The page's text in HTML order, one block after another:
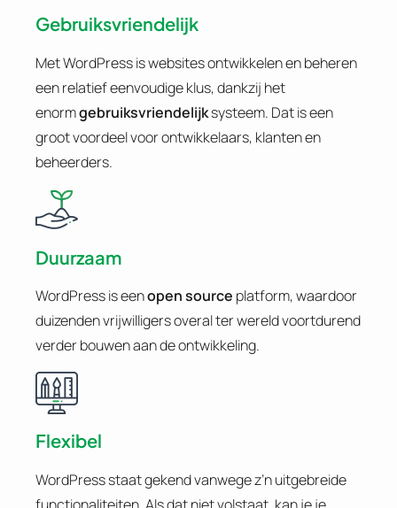
Gebruiksvriendelijk
Met WordPress is websites ontwikkelen en beheren
een relatief eenvoudige klus, dankzij het
enormgebruiksvriendelijksysteem. Dat is een
groot voordeel voor ontwikkelaars, klanten en
beheerders.
Duurzaam
WordPress is eenopen source platform, waardoor
duizenden vrijwilligers overal ter wereld voortdurend
verder bouwen aan de ontwikkeling.
Flexibel
WordPress staat gekend vanwege z’n uitgebreide